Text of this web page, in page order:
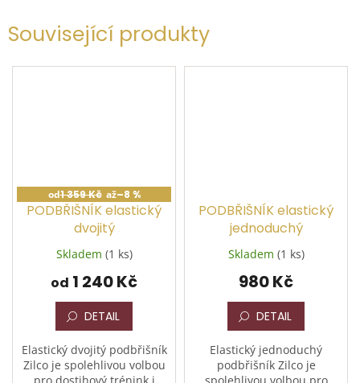
Související produkty
od1 359 Kč až–8 %
PODBŘIŠNÍK elastický
dvojitý
Skladem (1 ks)
od 1 240 Kč
DETAIL
Elastický dvojitý podbřišník
Zilco je spolehlivou volbou
PODBŘIŠNÍK elastický
jednoduchý
Skladem (1 ks)
980 Kč
DETAIL
Elastický jednoduchý
podbřišník Zilco je